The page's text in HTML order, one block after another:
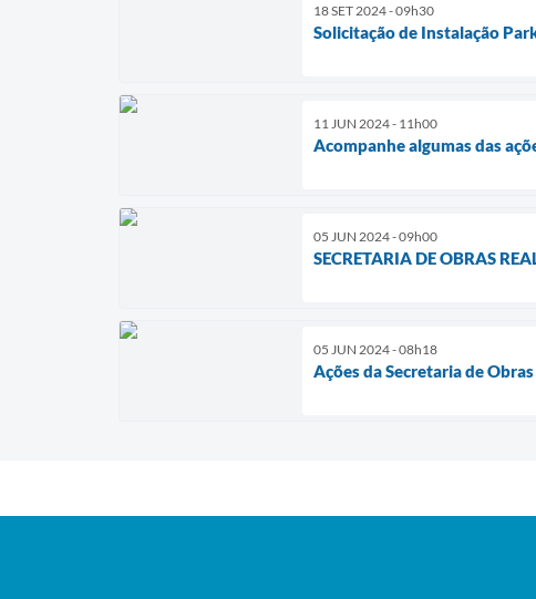
18 SET 2024 - 09h30
Solicitação de Instalação
11 JUN 2024 - 11h00
Acompanhe algumas das
05 JUN 2024 - 09h00
SECRETARIA DE OBRAS
05 JUN 2024 - 08h18
Ações da Secretaria de